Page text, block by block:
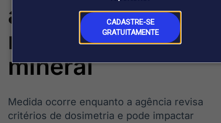
CADASTRE-SE
GRATUITAMENTE
agronegócio
Soluções de Dados
e Conteúdos
OTC
Datafeed
dados
Soluções de
Tecnologia
aplicação de
multas no setor
mineral
Medida ocorre enquanto a agência revisa
critérios de dosimetria e pode impactar